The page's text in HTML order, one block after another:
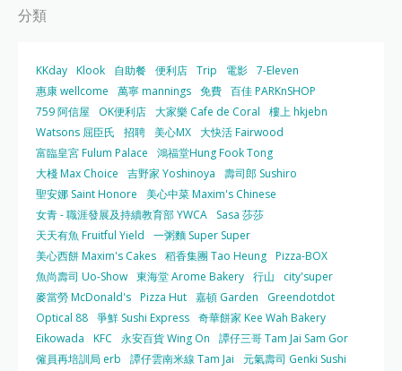
分類
KKday Klook 自助餐 便利店 Trip 電影 7-Eleven
惠康 wellcome
萬寧 mannings 免費 百佳 PARKnSHOP
759 阿信屋
OK便利店 大家樂 Cafe de Coral
樓上 hkjebn
Watsons 屈臣氏
招聘 美心MX 大快活 Fairwood
富臨皇宮 Fulum Palace
鴻福堂Hung Fook Tong
大棧 Max Choice
吉野家 Yoshinoya
壽司郎 Sushiro
聖安娜 Saint Honore
美心中菜 Maxim's Chinese
女青 - 職涯發展及持續教育部 YWCA
Sasa 莎莎
天天有魚 Fruitful Yield
一粥麵 Super Super
美心西餅 Maxim's Cakes 稻香集團 Tao Heung Pizza-BOX
魚尚壽司 Uo-Show 東海堂 Arome Bakery 行山
city'super
麥當勞 McDonald's Pizza Hut 嘉頓 Garden
Greendotdot
Optical 88 爭鮮 Sushi Express 奇華餅家 Kee Wah Bakery
Eikowada
KFC 永安百貨 Wing On
譚仔三哥 Tam Jai Sam Gor
僱員再培訓局 erb
譚仔雲南米線 Tam Jai
元氣壽司 Genki Sushi